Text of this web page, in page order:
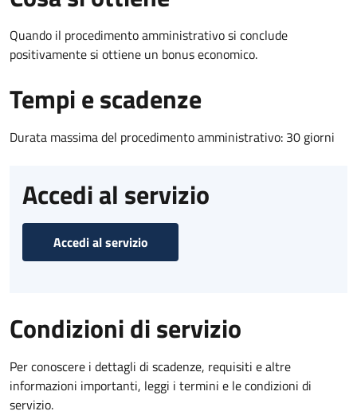
Quando il procedimento amministrativo si conclude
positivamente si ottiene un bonus economico.
Tempi e scadenze
Durata massima del procedimento amministrativo: 30 giorni
Accedi al servizio
Accedi al servizio
Condizioni di servizio
Per conoscere i dettagli di scadenze, requisiti e altre
informazioni importanti, leggi i termini e le condizioni di
servizio.